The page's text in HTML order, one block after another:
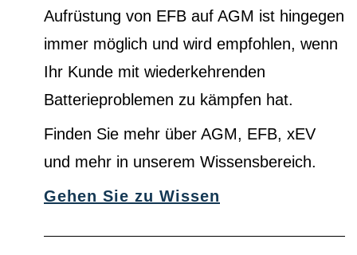
Aufrüstung von EFB auf AGM ist hingegen
immer möglich und wird empfohlen, wenn
Ihr Kunde mit wiederkehrenden
Batterieproblemen zu kämpfen hat.
Finden Sie mehr über AGM, EFB, xEV
und mehr in unserem Wissensbereich.
Gehen Sie zu Wissen